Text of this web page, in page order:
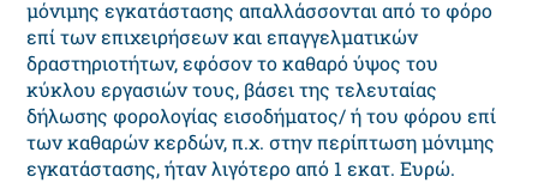
μόνιμης εγκατάστασης απαλλάσσονται από το φόρο
επί των επιχειρήσεων και επαγγελματικών
δραστηριοτήτων, εφόσον το καθαρό ύψος του
κύκλου εργασιών τους, βάσει της τελευταίας
δήλωσης φορολογίας εισοδήματος/ ή του φόρου επί
των καθαρών κερδών, π.χ. στην περίπτωση μόνιμης
εγκατάστασης, ήταν λιγότερο από 1 εκατ. Ευρώ.